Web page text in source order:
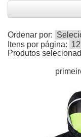
Ordenar por:
Itens por página:
Produtos